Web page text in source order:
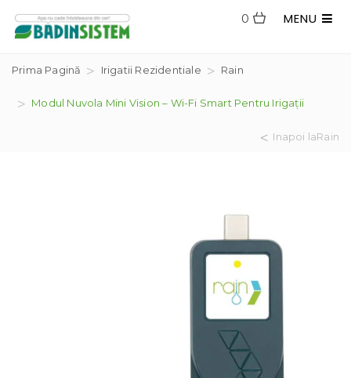
MENU
0
Prima Pagină Irigatii Rezidentiale Rain
Modul Nuvola Mini Vision – Wi-Fi Smart Pentru Irigații
Inapoi laRain